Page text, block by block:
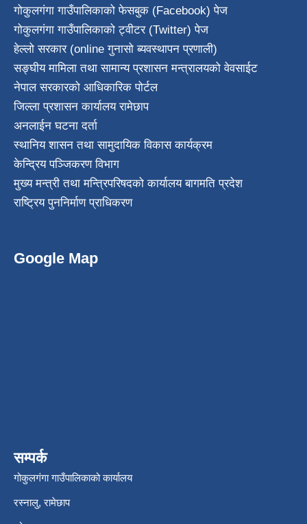
गोकुलगंगा गाउँपालिकाको फेसबुक (Facebook) पेज
गोकुलगंगा गाउँपालिकाको ट्वीटर (Twitter) पेज
हेल्लो सरकार (online गुनासो ब्यवस्थापन प्रणाली)
सङ्घीय मामिला तथा सामान्य प्रशासन मन्त्रालयको वेवसाईट
नेपाल सरकारको आधिकारिक पोर्टल
जिल्ला प्रशासन कार्यालय रामेछाप
अनलाईन घटना दर्ता
स्थानिय शासन तथा सामुदायिक विकास कार्यक्रम
केन्द्रिय पञ्जिकरण विभाग
मुख्य मन्त्री तथा मन्त्रिपरिषदको कार्यालय बागमति प्रदेश
राष्ट्रिय पुननिर्माण प्राधिकरण
Google Map
सम्पर्क
गोकुलगंगा गाउँपालिकाको कार्यालय
रस्नालु, रामेछाप